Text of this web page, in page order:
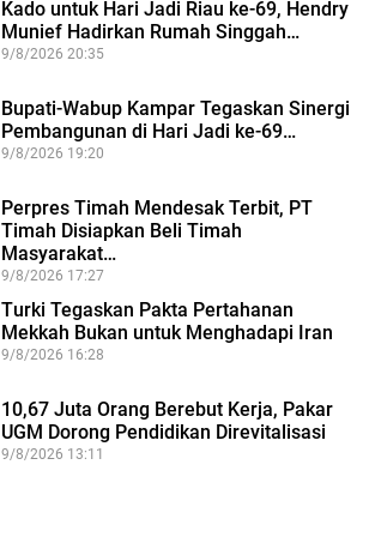
Kado untuk Hari Jadi Riau ke-69, Hendry
Munief Hadirkan Rumah Singgah…
9/8/2026 20:35
Bupati-Wabup Kampar Tegaskan Sinergi
Pembangunan di Hari Jadi ke-69…
9/8/2026 19:20
Perpres Timah Mendesak Terbit, PT
Timah Disiapkan Beli Timah
Masyarakat…
9/8/2026 17:27
Turki Tegaskan Pakta Pertahanan
Mekkah Bukan untuk Menghadapi Iran
9/8/2026 16:28
10,67 Juta Orang Berebut Kerja, Pakar
UGM Dorong Pendidikan Direvitalisasi
9/8/2026 13:11